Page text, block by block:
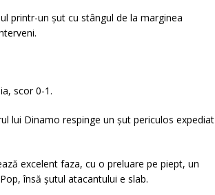
printr-un șut cu stângul de la marginea
scor 0-1.
lui Dinamo respinge un șut periculos expediat
excelent faza, cu o preluare pe piept, un
însă șutul atacantului e slab.